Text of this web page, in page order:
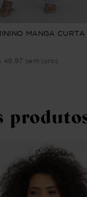
MANGA CURTA
49 97 sem juros